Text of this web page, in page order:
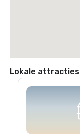
Lokale attracties